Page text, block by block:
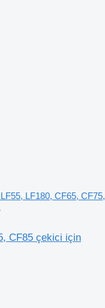
LF180, CF65, CF75,
CF85 çekici için